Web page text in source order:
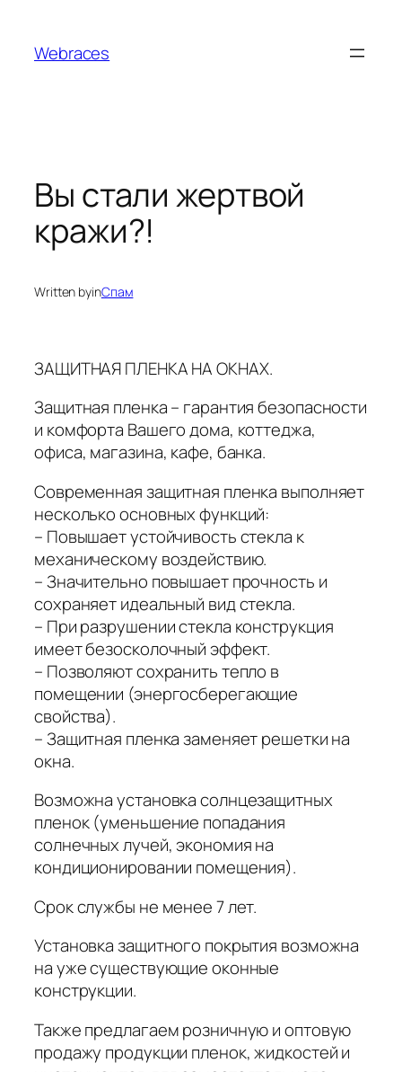
content
Webraces
Вы стали жертвой
кражи?!
Written byinСпам
ЗАЩИТНАЯ ПЛЕНКА НА ОКНАХ.
Защитная пленка – гарантия безопасности
и комфорта Вашего дома, коттеджа,
офиса, магазина, кафе, банка.
Современная защитная пленка выполняет
несколько основных функций:
– Повышает устойчивость стекла к
механическому воздействию.
– Значительно повышает прочность и
сохраняет идеальный вид стекла.
– При разрушении стекла конструкция
имеет безосколочный эффект.
– Позволяют сохранить тепло в
помещении (энергосберегающие
свойства).
– Защитная пленка заменяет решетки на
окна.
Возможна установка солнцезащитных
пленок (уменьшение попадания
солнечных лучей, экономия на
кондиционировании помещения).
Срок службы не менее 7 лет.
Установка защитного покрытия возможна
на уже существующие оконные
конструкции.
Также предлагаем розничную и оптовую
продажу продукции пленок, жидкостей и